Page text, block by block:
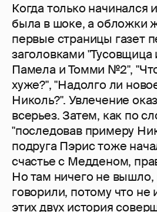
Когда только начинался
была в шоке, а обложки
первые страницы газет
заголовками "Тусовщица
Памела и Томми №2",
хуже?", "Надолго ли
Николь?". Увлечение
всерьез. Затем, как по
"последовав примеру
подруга Пэрис тоже
счастье с Медденом,
Но там ничего не вышло,
говорили, потому что не
этих двух история